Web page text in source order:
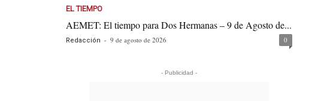
EL TIEMPO
AEMET: El tiempo para Dos Hermanas – 9 de Agosto de...
Redacción - 9 de agosto de 2026 0
- Publicidad -